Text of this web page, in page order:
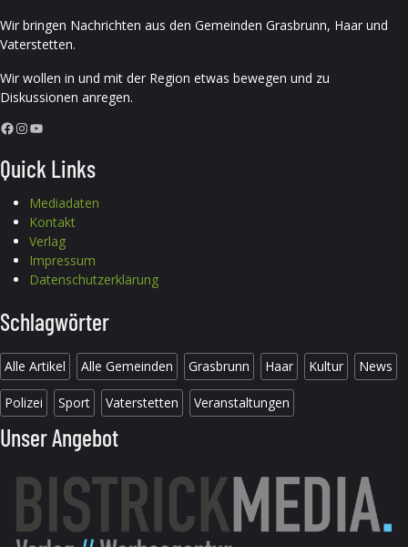
Wir bringen Nachrichten aus den Gemeinden Grasbrunn, Haar und
Vaterstetten.
Wir wollen in und mit der Region etwas bewegen und zu
Diskussionen anregen.
Facebook InstagramYouTube
Quick Links
Mediadaten
Kontakt
Verlag
Impressum
Datenschutzerklärung
Schlagwörter
Alle Artikel Alle Gemeinden Grasbrunn Haar Kultur News
Polizei Sport Vaterstetten Veranstaltungen
Unser Angebot